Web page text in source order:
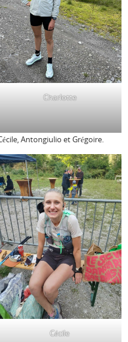
Charlotte
Antongiulio et Grégoire.
Cécile